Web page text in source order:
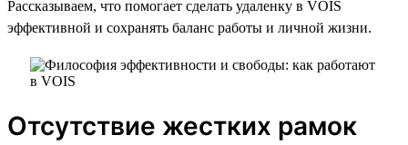
Рассказываем, что помогает сделать удаленку в VOIS
эффективной и сохранять баланс работы и личной жизни.
Отсутствие жестких рамок